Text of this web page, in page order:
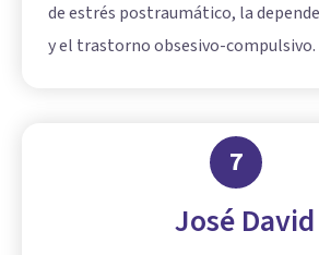
de estrés postraumático, la
y el trastorno obsesivo-compulsivo.
7
José David